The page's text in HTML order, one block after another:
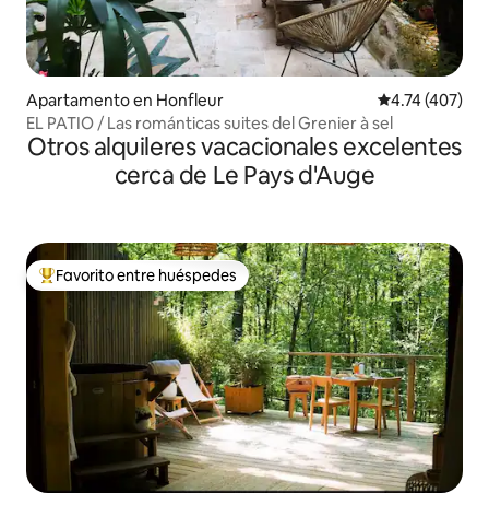
Apartamento en Honfleur Calificación
4.74 (407)
EL PATIO / Las románticas suites del Grenier à sel
Otros alquileres vacacionales excelentes
cerca de Le Pays d'Auge
Favorito entre huéspedes preferido
Favorito entre huéspedes